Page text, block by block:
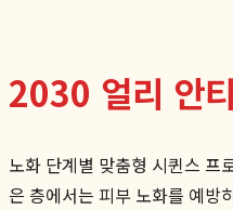
2030 얼리 안
노화 단계별 맞춤형 시퀸스 프
은 층에서는 피부 노화를 예방